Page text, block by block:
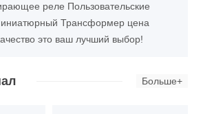
реле Пользовательские
Трансформер цена
это ваш лучший выбор!
Больше+